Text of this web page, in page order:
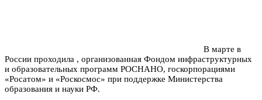
В марте в
России проходила , организованная Фондом инфраструктурных
и образовательных программ РОСНАНО, госкорпорациями
«Росатом» и «Роскосмос» при поддержке Министерства
образования и науки РФ.